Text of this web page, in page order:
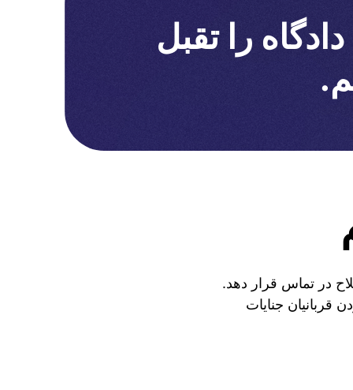
را تقبل
در تماس قرار دهد.
قربانیان جنایات